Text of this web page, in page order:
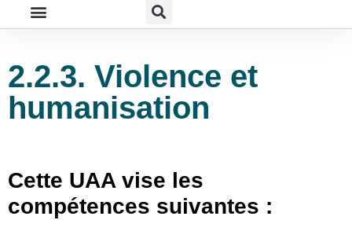
2.2.3. Violence et
humanisation
Cette UAA vise les
compétences suivantes :